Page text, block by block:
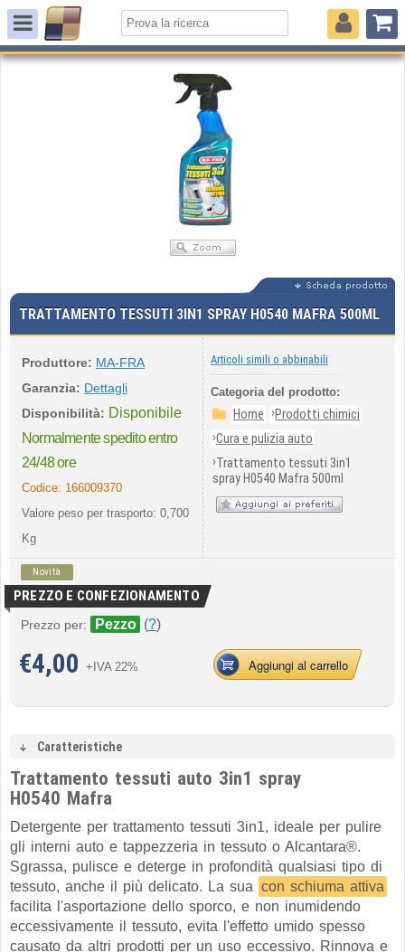
TRATTAMENTO TESSUTI 3IN1 SPRAY H0540 MAFRA 500ML
Produttore: MA-FRA
Garanzia: Dettagli
Disponibilità: Disponibile
Normalmente spedito entro
24/48 ore
Codice: 166009370
Valore peso per trasporto: 0,700
Kg
Articoli simili o abbinabili
Categoria del prodotto:
Home ›Prodotti chimici
›Cura e pulizia auto
›Trattamento tessuti 3in1
spray H0540 Mafra 500ml
Novità
PREZZO E CONFEZIONAMENTO
Prezzo per: Pezzo (?)
€4,00 +IVA 22% Aggiungi al carrello
Caratteristiche
Trattamento tessuti auto 3in1 spray
H0540 Mafra
Detergente per trattamento tessuti 3in1, ideale per pulire
gli interni auto e tappezzeria in tessuto o Alcantara®.
Sgrassa, pulisce e deterge in profondità qualsiasi tipo di
tessuto, anche il più delicato. La sua con schiuma attiva
facilita l'asportazione dello sporco, e non inumidendo
eccessivamente il tessuto, evita l'effetto umido spesso
causato da altri prodotti per un uso eccessivo. Rinnova e